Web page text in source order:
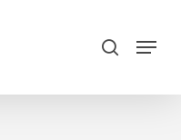
search
Menu
Close